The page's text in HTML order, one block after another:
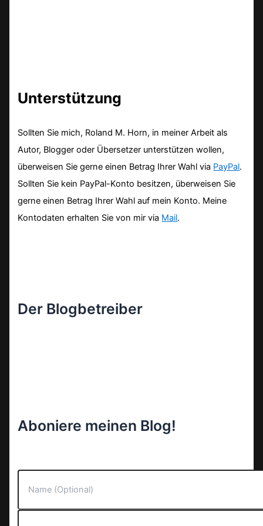
Unterstützung
Sollten Sie mich, Roland M. Horn, in meiner Arbeit als
Autor, Blogger oder Übersetzer unterstützen wollen,
überweisen Sie gerne einen Betrag Ihrer Wahl via PayPal.
Sollten Sie kein PayPal-Konto besitzen, überweisen Sie
gerne einen Betrag Ihrer Wahl auf mein Konto. Meine
Kontodaten erhalten Sie von mir via Mail.
Der Blogbetreiber
Aboniere meinen Blog!